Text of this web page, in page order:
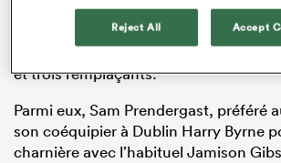
Le père d’Owen a choisi de s’appuyer
Leinster, vice-champion d’Europe et
championnat domestique, l’URC,
et trois remplaçants.
Parmi eux, Sam Prendergast, préféré
son coéquipier à Dublin Harry Byrne
charnière avec l’habituel Jamison
Reject All Accept